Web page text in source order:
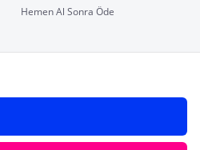
Hemen Al Sonra Öde